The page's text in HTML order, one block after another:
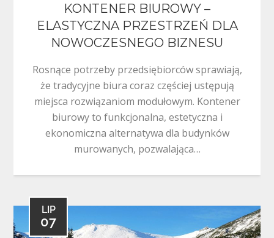
KONTENER BIUROWY –
ELASTYCZNA PRZESTRZEŃ DLA
NOWOCZESNEGO BIZNESU
Rosnące potrzeby przedsiębiorców sprawiają,
że tradycyjne biura coraz częściej ustępują
miejsca rozwiązaniom modułowym. Kontener
biurowy to funkcjonalna, estetyczna i
ekonomiczna alternatywa dla budynków
murowanych, pozwalająca…
LIP
07